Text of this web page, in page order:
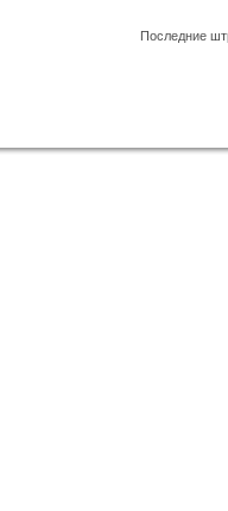
Последние